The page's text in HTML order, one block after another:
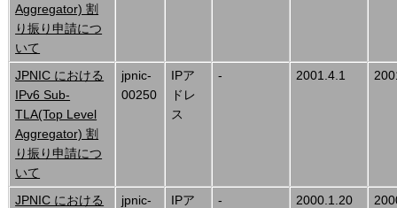
Aggregator) 割
り振り申請につ
いて
JPNIC における
IPv6 Sub-
TLA(Top Level
Aggregator) 割
り振り申請につ
いて
jpnic-
00250
IPア
ドレ
ス
- 2001.4.1
JPNIC における
jpnic-
IPア
- 2000.1.20